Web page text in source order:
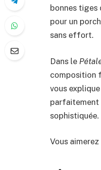
bonnes tiges
pour un
sans effort.
Dans le
composition
vous
parfaitement
sophistiquée.
Vous